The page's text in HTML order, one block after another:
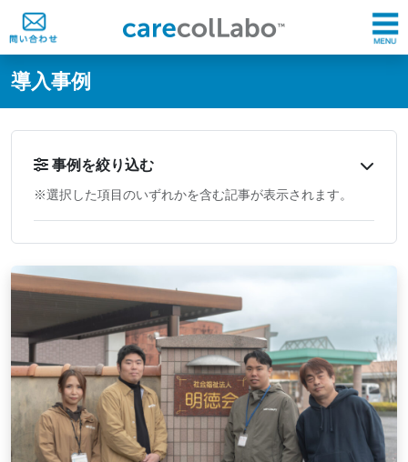
@ -0,0 +1,60 @@
導入事例
事例を絞り込む
※選択した項目のいずれかを含む記事が表示されます。